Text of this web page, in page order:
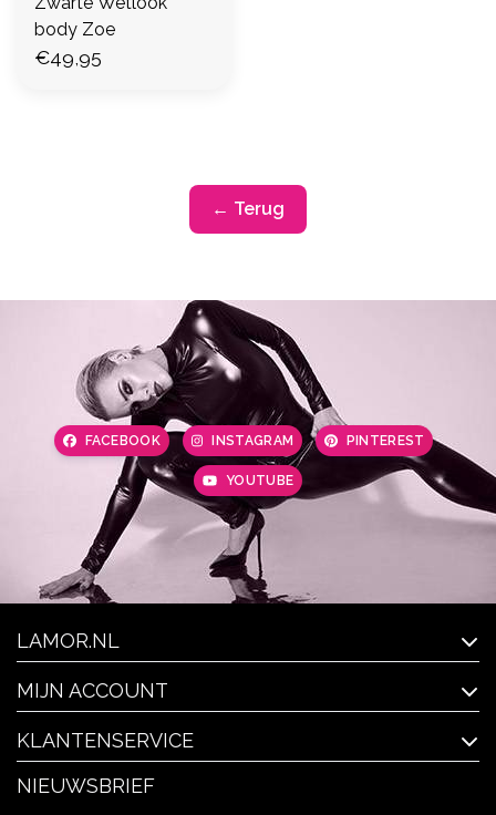
body Zoe
€49,95
← Terug
FACEBOOK INSTAGRAM PINTEREST
YOUTUBE
LAMOR.NL
MIJN ACCOUNT
KLANTENSERVICE
NIEUWSBRIEF